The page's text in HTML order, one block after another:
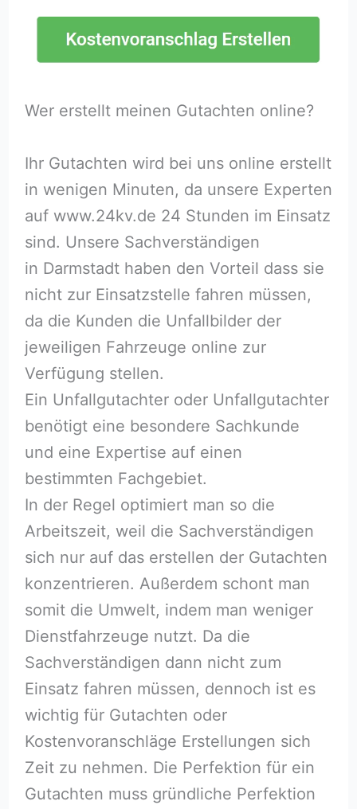
Wer erstellt meinen Gutachten online?
Ihr Gutachten wird bei uns online erstellt
in wenigen Minuten, da unsere Experten
auf www.24kv.de 24 Stunden im Einsatz
sind. Unsere Sachverständigen
in Darmstadt haben den Vorteil dass sie
nicht zur Einsatzstelle fahren müssen,
da die Kunden die Unfallbilder der
jeweiligen Fahrzeuge online zur
Verfügung stellen.
Ein Unfallgutachter oder Unfallgutachter
benötigt eine besondere Sachkunde
und eine Expertise auf einen
bestimmten Fachgebiet.
In der Regel optimiert man so die
Arbeitszeit, weil die Sachverständigen
sich nur auf das erstellen der Gutachten
konzentrieren. Außerdem schont man
somit die Umwelt, indem man weniger
Dienstfahrzeuge nutzt. Da die
Sachverständigen dann nicht zum
Einsatz fahren müssen, dennoch ist es
wichtig für Gutachten oder
Kostenvoranschläge Erstellungen sich
Zeit zu nehmen. Die Perfektion für ein
Gutachten muss gründliche Perfektion